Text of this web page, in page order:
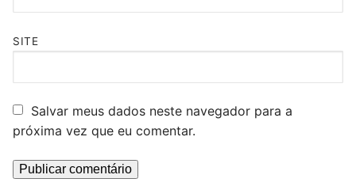
SITE
Salvar meus dados neste navegador para a
próxima vez que eu comentar.